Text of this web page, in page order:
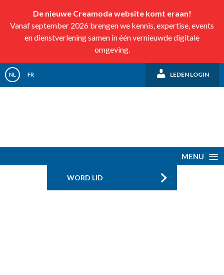
De nieuwe Creamoda website komt eraan!
Vanaf september 2026 brengen we kennis, expertise, events
en dienstverlening samen in één vernieuwde digitale
omgeving.
NL FR LEDEN LOGIN
MENU
WORD LID